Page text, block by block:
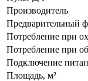
Производитель
Предварительный
Потребление при
Потребление при
Подключение
Площадь, м²